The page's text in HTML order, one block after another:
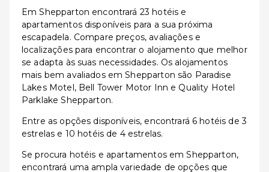
Em Shepparton encontrará 23 hotéis e
apartamentos disponíveis para a sua próxima
escapadela. Compare preços, avaliações e
localizações para encontrar o alojamento que melhor
se adapta às suas necessidades. Os alojamentos
mais bem avaliados em Shepparton são Paradise
Lakes Motel, Bell Tower Motor Inn e Quality Hotel
Parklake Shepparton.
Entre as opções disponíveis, encontrará 6 hotéis de 3
estrelas e 10 hotéis de 4 estrelas.
Se procura hotéis e apartamentos em Shepparton,
encontrará uma ampla variedade de opções que